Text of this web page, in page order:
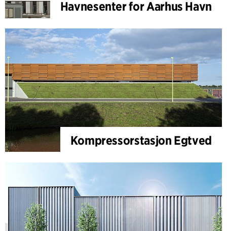
Havnesenter for Aarhus Havn
Kompressorstasjon Egtved